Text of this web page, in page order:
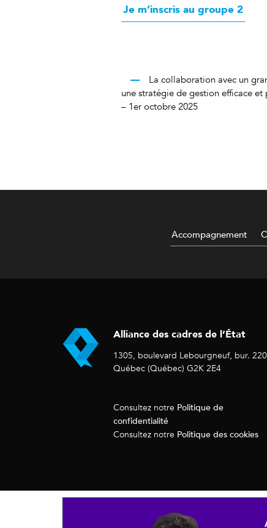
Je m’inscris au groupe 2
La collaboration avec un
une stratégie de gestion efficace et
– 1er octobre 2025
Accompagnement
Alliance des cadres de l’État
1305, boulevard Lebourgneuf, bur. 220
Québec (Québec) G2K 2E4
Consultez notre Politique de
confidentialité
Consultez notre Politique des cookies